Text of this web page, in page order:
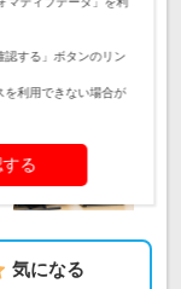
迎！】◇クリエイ
★髪色・髪型・ネイ
気になる
認する」ボタンのリン
利用できない場合が
る